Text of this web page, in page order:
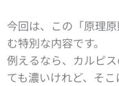
今回は、この「原理
む特別な内容です。
例えるなら、カルピ
ても濃いけれど、そこ